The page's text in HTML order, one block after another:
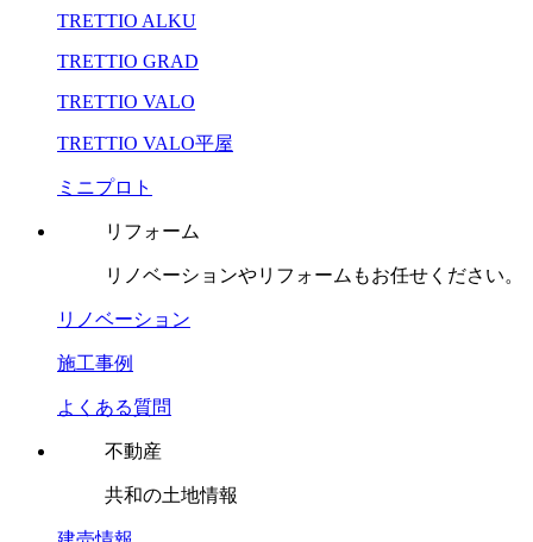
TRETTIO ALKU
TRETTIO GRAD
TRETTIO VALO
TRETTIO VALO平屋
ミニプロト
リフォーム
リノベーションやリフォームもお任せください。
リノベーション
施工事例
よくある質問
不動産
共和の土地情報